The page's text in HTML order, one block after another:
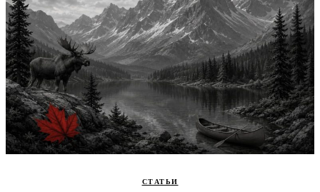
СТАТЬИ